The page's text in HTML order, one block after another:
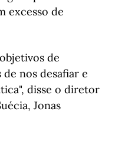
excesso de
de
nos desafiar e
disse o diretor
Jonas